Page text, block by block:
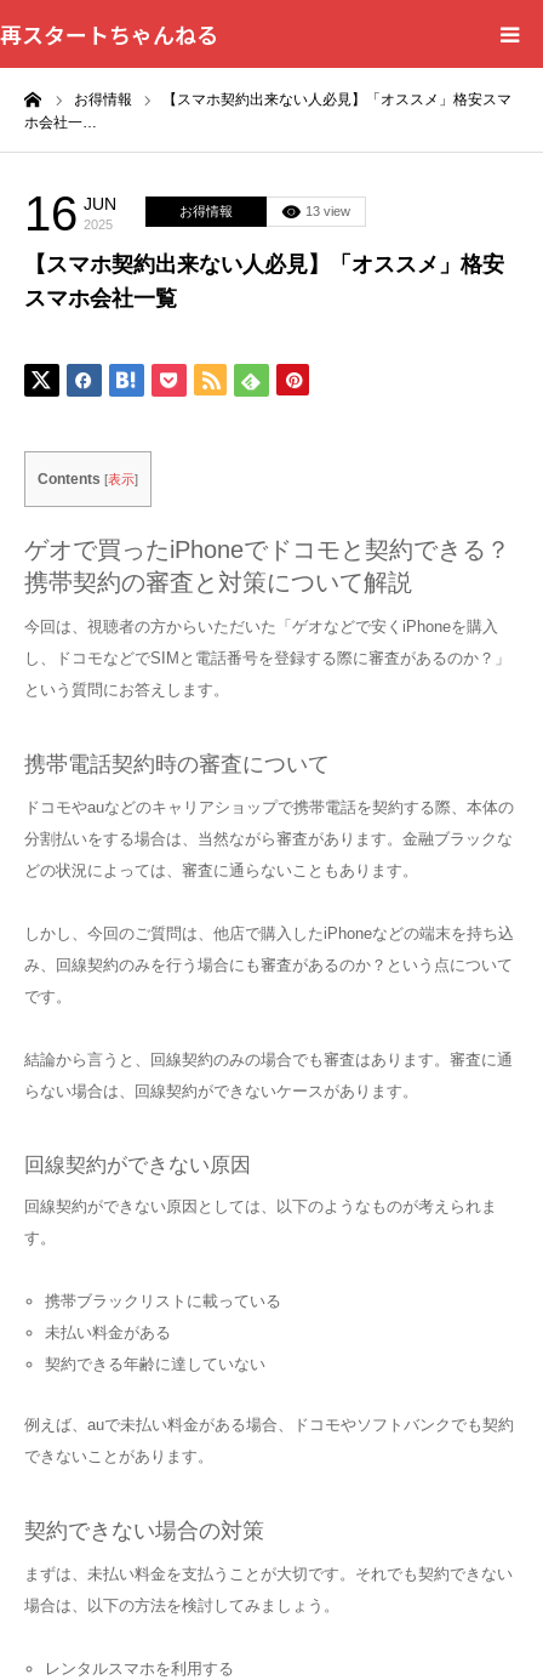
再スタートちゃんねる
お得情報
【スマホ契約出来ない人必見】「オススメ」格安スマ
ホ会社一…
16 JUN
2025
お得情報 13 view
【スマホ契約出来ない人必見】「オススメ」格安
スマホ会社一覧
Contents [表示]
ゲオで買ったiPhoneでドコモと契約できる？
携帯契約の審査と対策について解説
今回は、視聴者の方からいただいた「ゲオなどで安くiPhoneを購入
し、ドコモなどでSIMと電話番号を登録する際に審査があるのか？」
という質問にお答えします。
携帯電話契約時の審査について
ドコモやauなどのキャリアショップで携帯電話を契約する際、本体の
分割払いをする場合は、当然ながら審査があります。金融ブラックな
どの状況によっては、審査に通らないこともあります。
しかし、今回のご質問は、他店で購入したiPhoneなどの端末を持ち込
み、回線契約のみを行う場合にも審査があるのか？という点について
です。
結論から言うと、回線契約のみの場合でも審査はあります。審査に通
らない場合は、回線契約ができないケースがあります。
回線契約ができない原因
回線契約ができない原因としては、以下のようなものが考えられま
す。
携帯ブラックリストに載っている
未払い料金がある
契約できる年齢に達していない
例えば、auで未払い料金がある場合、ドコモやソフトバンクでも契約
できないことがあります。
契約できない場合の対策
まずは、未払い料金を支払うことが大切です。それでも契約できない
場合は、以下の方法を検討してみましょう。
レンタルスマホを利用する
HOME
プライバシーポリシー